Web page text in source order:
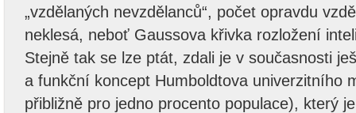
„vzdělaných nevzdělanců“, počet opravdu
neklesá, neboť Gaussova křivka rozložení
Stejně tak se lze ptát, zdali je v současnosti
a funkční koncept Humboldtova univerzitního
přibližně pro jedno procento populace), který